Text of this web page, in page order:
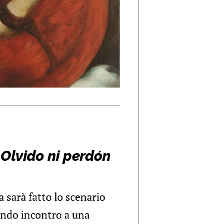
ni perdón
sarà fatto lo scenario
incontro a una